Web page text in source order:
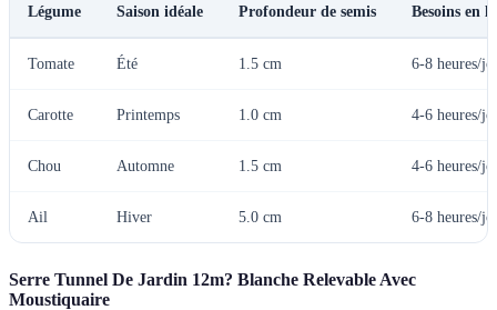
Légume Saison idéale Profondeur de semis Besoins en
Tomate Été 1.5 cm 6-8 heures/
Carotte Printemps 1.0 cm 4-6 heures/
Chou Automne 1.5 cm 4-6 heures/
Ail Hiver 5.0 cm 6-8 heures/
Serre Tunnel De Jardin 12m? Blanche Relevable Avec
Moustiquaire